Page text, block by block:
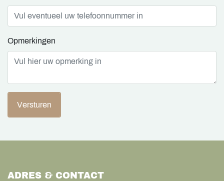
Opmerkingen
Versturen
ADRES & CONTACT